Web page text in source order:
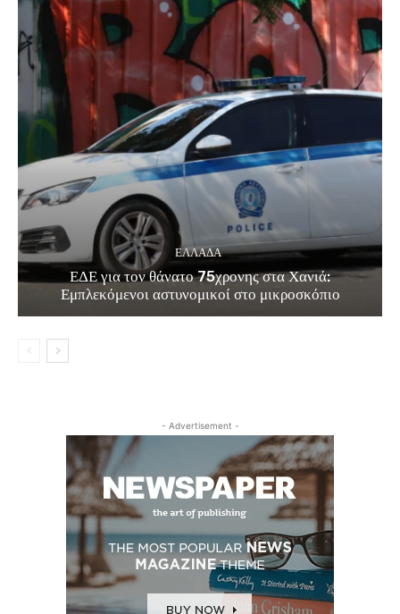
ΕΛΛΑΔΑ
ΕΔΕ για τον θάνατο 75χρονης στα Χανιά:
Εμπλεκόμενοι αστυνομικοί στο μικροσκόπιο
- Advertisement -